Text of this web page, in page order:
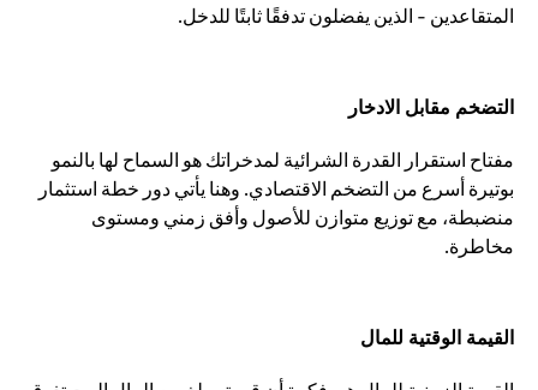
المتقاعدين - الذين يفضلون تدفقًا ثابتًا للدخل.
التضخم مقابل الادخار
مفتاح استقرار القدرة الشرائية لمدخراتك هو السماح لها بالنمو
بوتيرة أسرع من التضخم الاقتصادي. وهنا يأتي دور خطة استثمار
منضبطة، مع توزيع متوازن للأصول وأفق زمني ومستوى
مخاطرة.
القيمة الوقتية للمال